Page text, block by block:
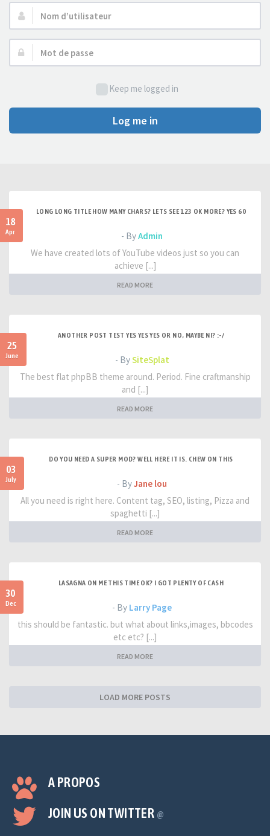
Nom
d’utilisateur :
Mot
de
Keep me logged in
Log me in
18
Apr
LONG LONG TITLE HOW MANY CHARS? LETS SEE 123 OK MORE? YES 60
- ByAdmin
We have created lots of YouTube videos just so you can
achieve [...]
READ MORE
25
June
ANOTHER POST TEST YES YES YES OR NO, MAYBE NI? :-/
- BySiteSplat
The best flat phpBB theme around. Period. Fine craftmanship
and [...]
READ MORE
03
July
DO YOU NEED A SUPER MOD? WELL HERE IT IS. CHEW ON THIS
- ByJane lou
All you need is right here. Content tag, SEO, listing, Pizza and
spaghetti [...]
READ MORE
30
Dec
LASAGNA ON ME THIS TIME OK? I GOT PLENTY OF CASH
- By Larry Page
this should be fantastic. but what about links,images, bbcodes
etc etc? [...]
READ MORE
LOAD MORE POSTS
A PROPOS
JOIN US ON TWITTER @